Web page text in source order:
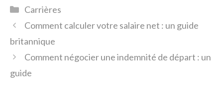
Catégories
Carrières
Comment calculer votre salaire net : un guide
britannique
Comment négocier une indemnité de départ : un
guide